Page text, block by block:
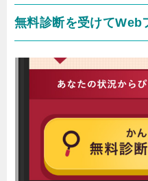
無料診断を受けてWeb